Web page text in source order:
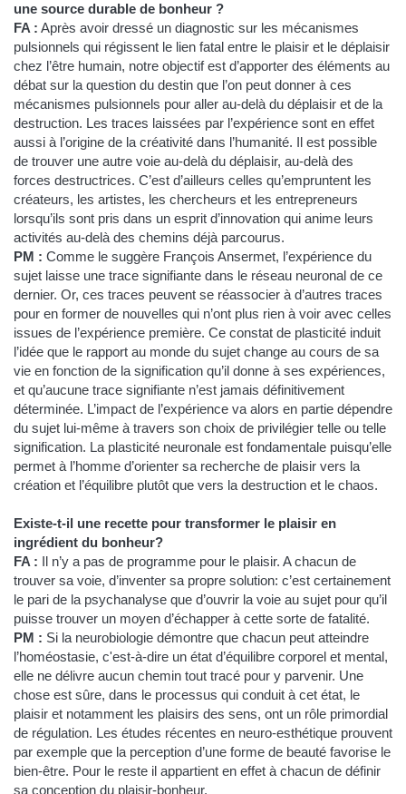
une source durable de bonheur ?
FA : Après avoir dressé un diagnostic sur les mécanismes
pulsionnels qui régissent le lien fatal entre le plaisir et le déplaisir
chez l’être humain, notre objectif est d’apporter des éléments au
débat sur la question du destin que l’on peut donner à ces
mécanismes pulsionnels pour aller au-delà du déplaisir et de la
destruction. Les traces laissées par l’expérience sont en effet
aussi à l’origine de la créativité dans l’humanité. Il est possible
de trouver une autre voie au-delà du déplaisir, au-delà des
forces destructrices. C’est d’ailleurs celles qu’empruntent les
créateurs, les artistes, les chercheurs et les entrepreneurs
lorsqu’ils sont pris dans un esprit d’innovation qui anime leurs
activités au-delà des chemins déjà parcourus.
PM : Comme le suggère François Ansermet, l’expérience du
sujet laisse une trace signifiante dans le réseau neuronal de ce
dernier. Or, ces traces peuvent se réassocier à d’autres traces
pour en former de nouvelles qui n’ont plus rien à voir avec celles
issues de l’expérience première. Ce constat de plasticité induit
l’idée que le rapport au monde du sujet change au cours de sa
vie en fonction de la signification qu’il donne à ses expériences,
et qu’aucune trace signifiante n’est jamais définitivement
déterminée. L’impact de l’expérience va alors en partie dépendre
du sujet lui-même à travers son choix de privilégier telle ou telle
signification. La plasticité neuronale est fondamentale puisqu’elle
permet à l’homme d’orienter sa recherche de plaisir vers la
création et l’équilibre plutôt que vers la destruction et le chaos.
Existe-t-il une recette pour transformer le plaisir en
ingrédient du bonheur?
FA : Il n’y a pas de programme pour le plaisir. A chacun de
trouver sa voie, d’inventer sa propre solution: c’est certainement
le pari de la psychanalyse que d’ouvrir la voie au sujet pour qu’il
puisse trouver un moyen d’échapper à cette sorte de fatalité.
PM : Si la neurobiologie démontre que chacun peut atteindre
l’homéostasie, c'est-à-dire un état d’équilibre corporel et mental,
elle ne délivre aucun chemin tout tracé pour y parvenir. Une
chose est sûre, dans le processus qui conduit à cet état, le
plaisir et notamment les plaisirs des sens, ont un rôle primordial
de régulation. Les études récentes en neuro-esthétique prouvent
par exemple que la perception d’une forme de beauté favorise le
bien-être. Pour le reste il appartient en effet à chacun de définir
sa conception du plaisir-bonheur.